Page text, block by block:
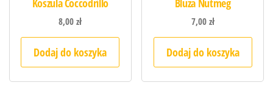
Koszula Coccodrillo
8,00zł
Dodaj do koszyka
Bluza Nutmeg
7,00zł
Dodaj do koszyka